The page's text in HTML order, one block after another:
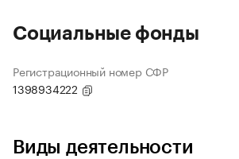
Социальные фонды
Регистрационный номер СФР
1398934222
Виды деятельности